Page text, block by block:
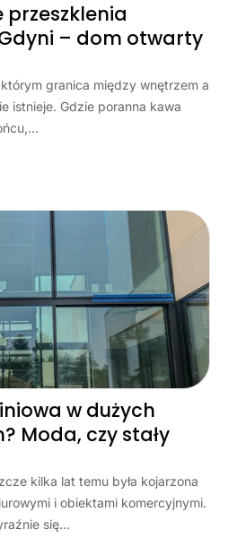
– dom otwarty
granica między wnętrzem a
istnieje. Gdzie poranna kawa
w dużych
Moda, czy stały
kilka lat temu była kojarzona
i obiektami komercyjnymi.
się…